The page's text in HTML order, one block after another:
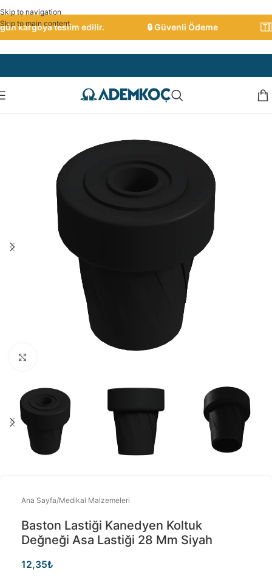
Skip to navigation
Skip to main content
kargoya teslim edilir. 🔒 Güvenli Ödeme 🇹🇷
Ana Sayfa/Medikal Malzemeleri
Baston Lastiği Kanedyen Koltuk
Değneği Asa Lastiği 28 Mm Siyah
12,35₺